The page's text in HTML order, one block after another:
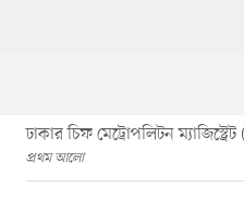
ঢাকার চিফ মেট্রোপলিটন
প্রথম আলো